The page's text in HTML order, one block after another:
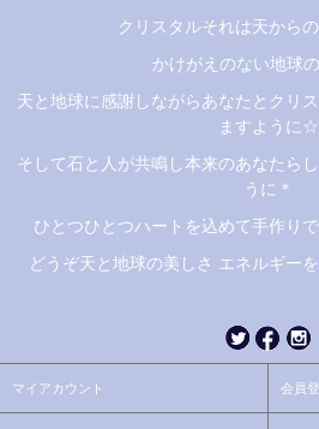
クリスタルそれは天から
かけがえのない地球
天と地球に感謝しながらあなたとクリ
ますように☆
そして石と人が共鳴し本来のあなたら
うに＊
ひとつひとつハートを込めて手作り
どうぞ天と地球の美しさ エネルギー
マイアカウント 会員